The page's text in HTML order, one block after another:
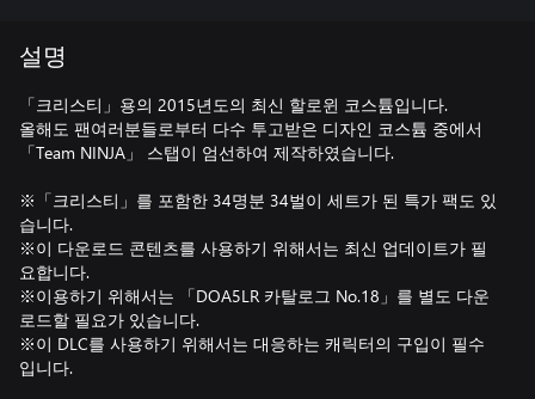
설명
「크리스티」용의 2015년도의 최신 할로윈 코스튬입니다.
올해도 팬여러분들로부터 다수 투고받은 디자인 코스튬 중에서
「Team NINJA」 스탭이 엄선하여 제작하였습니다.
※「크리스티」를 포함한 34명분 34벌이 세트가 된 특가 팩도 있
습니다.
※이 다운로드 콘텐츠를 사용하기 위해서는 최신 업데이트가 필
요합니다.
※이용하기 위해서는 「DOA5LR 카탈로그 No.18」를 별도 다운
로드할 필요가 있습니다.
※이 DLC를 사용하기 위해서는 대응하는 캐릭터의 구입이 필수
입니다.